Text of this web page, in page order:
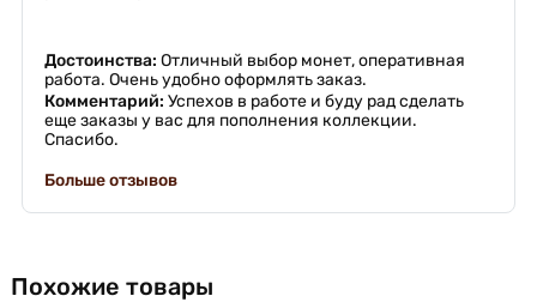
Достоинства: Отличный выбор монет, оперативная
работа. Очень удобно оформлять заказ.
Комментарий: Успехов в работе и буду рад сделать
еще заказы у вас для пополнения коллекции.
Спасибо.
Больше отзывов
Похожие товары